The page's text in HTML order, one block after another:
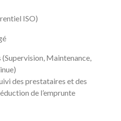
ISO)
Maintenance,
des prestataires et des
de l’emprunte